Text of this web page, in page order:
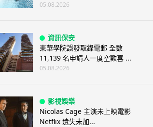
05.08.2026
資訊保安
東華學院誤發取錄電郵 全數
11,139 名申請人一度空歡喜 ...
05.08.2026
影視娛樂
Nicolas Cage 主演未上映電影
Netflix 遺失未加...